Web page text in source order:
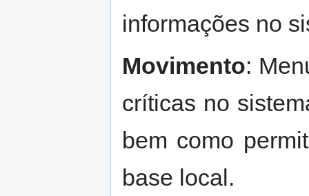
informações no
Movimento:
críticas no
bem como
base local.